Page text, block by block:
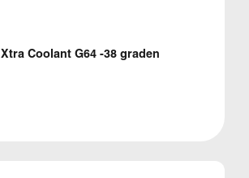
Xtra Coolant G64 -38 graden